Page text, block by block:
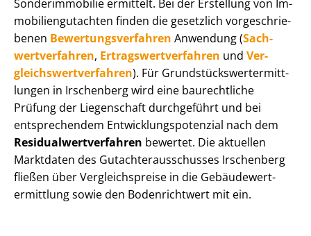
Sonderimmobilie ermittelt. Bei der Erstellung von Im­
mo­bi­li­en­gut­ach­ten finden die gesetzlich vor­ge­schrie­
be­nen Be­wer­tungs­ver­fah­ren Anwendung (Sach­
wert­ver­fah­ren, Er­trags­wert­ver­fah­ren und Ver­
gleichs­wert­ver­fah­ren). Für Grund­stücks­wert­ermitt­
lun­gen in Irschenberg wird eine baurechtliche
Prüfung der Liegenschaft durchgeführt und bei
entsprechendem Ent­wick­lungs­po­ten­zi­al nach dem
Re­si­du­al­wert­ver­fah­ren bewertet. Die aktuellen
Marktdaten des Gut­ach­ter­aus­schus­ses Irschenberg
fließen über Ver­gleichs­prei­se in die Ge­bäu­de­wert­
ermitt­lung sowie den Bodenrichtwert mit ein.